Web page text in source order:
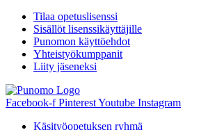
Tilaa opetuslisenssi
Sisällöt lisenssikäyttäjille
Punomon käyttöehdot
Yhteistyökumppanit
Liity jäseneksi
Facebook-f PinterestYoutube Instagram
Käsityöopetuksen ryhmä